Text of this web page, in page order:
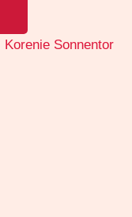
Korenie Sonnentor